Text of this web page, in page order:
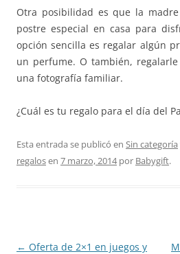
Otra posibilidad es que la
postre especial en casa para
opción sencilla es regalar algún
un perfume. O también,
una fotografía familiar.
¿Cuál es tu regalo para el día del
Esta entrada se publicó en Sin categoría
regalosen 7 marzo, 2014por Babygift.
Navegación
← Oferta de 2×1 en juegos y